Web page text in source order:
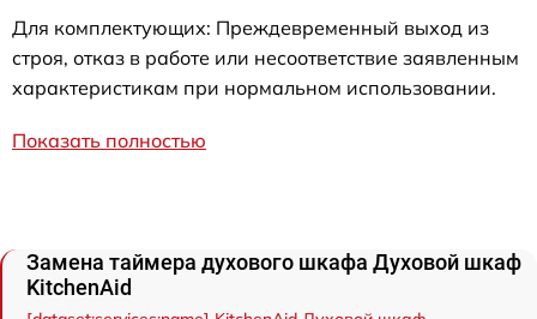
Для комплектующих: Преждевременный выход из
строя, отказ в работе или несоответствие заявленным
характеристикам при нормальном использовании.
Показать полностью
Замена таймера духового шкафа Духовой шкаф
KitchenAid